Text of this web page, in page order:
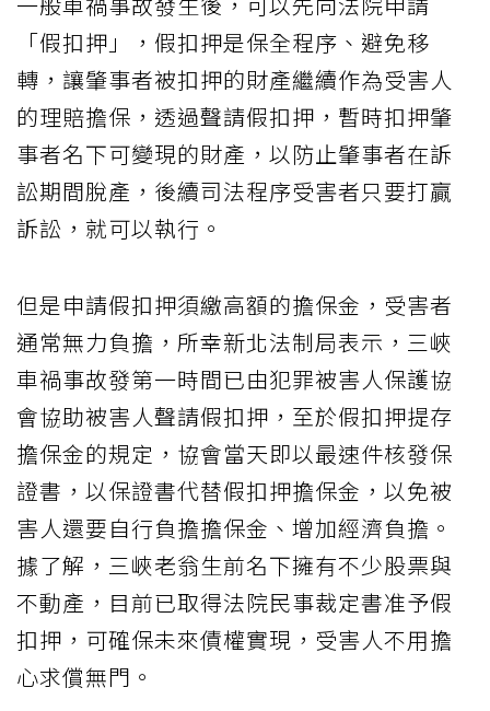
「假扣押」，假扣押是保全程序、避免移
轉，讓肇事者被扣押的財產繼續作為受害人
的理賠擔保，透過聲請假扣押，暫時扣押肇
事者名下可變現的財產，以防止肇事者在訴
訟期間脫產，後續司法程序受害者只要打贏
訴訟，就可以執行。
但是申請假扣押須繳高額的擔保金，受害者
通常無力負擔，所幸新北法制局表示，三峽
車禍事故發第一時間已由犯罪被害人保護協
會協助被害人聲請假扣押，至於假扣押提存
擔保金的規定，協會當天即以最速件核發保
證書，以保證書代替假扣押擔保金，以免被
害人還要自行負擔擔保金、增加經濟負擔。
據了解，三峽老翁生前名下擁有不少股票與
不動產，目前已取得法院民事裁定書准予假
扣押，可確保未來債權實現，受害人不用擔
心求償無門。